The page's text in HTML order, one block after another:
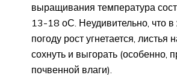
выращивания температура
13-18 оС. Неудивительно, что
погоду рост угнетается, листья
сохнуть и выгорать (особенно,
почвенной влаги).